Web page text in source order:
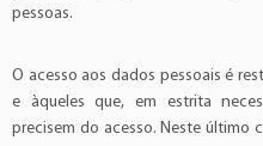
pessoas.
O acesso aos dados pessoais é
e àqueles que, em estrita
precisem do acesso. Neste último